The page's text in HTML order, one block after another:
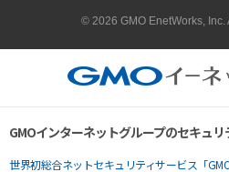
© 2026 GMO EnetWorks,
GMOインターネットグループのセキュ
世界初総合ネットセキュリティサービス「